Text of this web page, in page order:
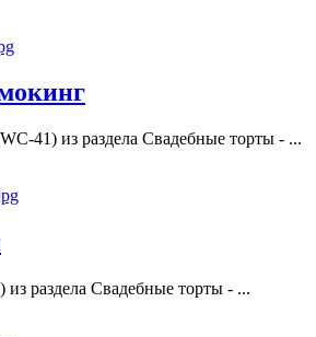
41) из раздела Свадебные торты - ...
из раздела Свадебные торты - ...